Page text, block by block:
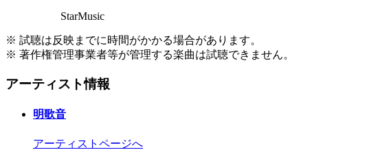
StarMusic
※ 試聴は反映までに時間がかかる場合があります。
※ 著作権管理事業者等が管理する楽曲は試聴できません。
アーティスト情報
明歌音
アーティストページへ